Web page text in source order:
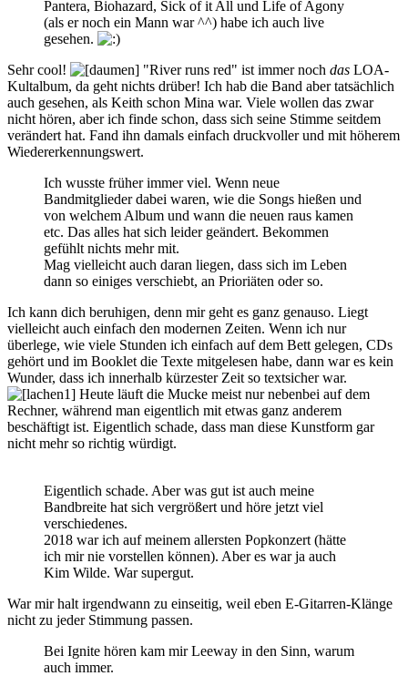
Pantera, Biohazard, Sick of it All und Life of Agony
(als er noch ein Mann war ^^) habe ich auch live
gesehen.
Sehr cool!
"River runs red" ist immer noch das LOA-
Kultalbum, da geht nichts drüber! Ich hab die Band aber tatsächlich
auch gesehen, als Keith schon Mina war. Viele wollen das zwar
nicht hören, aber ich finde schon, dass sich seine Stimme seitdem
verändert hat. Fand ihn damals einfach druckvoller und mit höherem
Wiedererkennungswert.
Ich wusste früher immer viel. Wenn neue
Bandmitglieder dabei waren, wie die Songs hießen und
von welchem Album und wann die neuen raus kamen
etc. Das alles hat sich leider geändert. Bekommen
gefühlt nichts mehr mit.
Mag vielleicht auch daran liegen, dass sich im Leben
dann so einiges verschiebt, an Prioriäten oder so.
Ich kann dich beruhigen, denn mir geht es ganz genauso. Liegt
vielleicht auch einfach den modernen Zeiten. Wenn ich nur
überlege, wie viele Stunden ich einfach auf dem Bett gelegen, CDs
gehört und im Booklet die Texte mitgelesen habe, dann war es kein
Wunder, dass ich innerhalb kürzester Zeit so textsicher war.
Heute läuft die Mucke meist nur nebenbei auf dem
Rechner, während man eigentlich mit etwas ganz anderem
beschäftigt ist. Eigentlich schade, dass man diese Kunstform gar
nicht mehr so richtig würdigt.
Eigentlich schade. Aber was gut ist auch meine
Bandbreite hat sich vergrößert und höre jetzt viel
verschiedenes.
2018 war ich auf meinem allersten Popkonzert (hätte
ich mir nie vorstellen können). Aber es war ja auch
Kim Wilde. War supergut.
War mir halt irgendwann zu einseitig, weil eben E-Gitarren-Klänge
nicht zu jeder Stimmung passen.
Bei Ignite hören kam mir Leeway in den Sinn, warum
auch immer.